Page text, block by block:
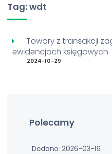
Tag: wdt
Towary z transakcji
ewidencjach księgowych
2024-10-29
Polecamy
Dodano: 2026-03-16